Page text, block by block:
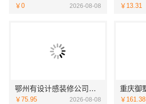
￥0 2026-08-08 ￥13.31
鄂州有设计感装修公司实景案例，湖北百年米莱
￥75.95 2026-08-08 ￥161.38